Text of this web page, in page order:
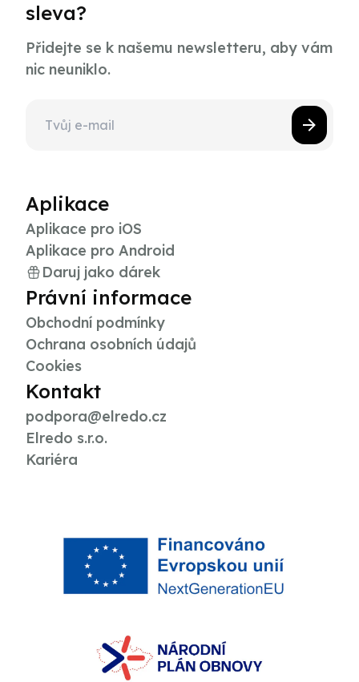
sleva?
Přidejte se k našemu newsletteru, aby vám
nic neuniklo.
Aplikace
Aplikace pro iOS
Aplikace pro Android
Daruj jako dárek
Právní informace
Obchodní podmínky
Ochrana osobních údajů
Cookies
Kontakt
podpora@elredo.cz
Elredo s.r.o.
Kariéra